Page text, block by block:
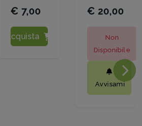
€ 7,00
Acquista
€ 20,00
Non
Disponibile
Avvisami